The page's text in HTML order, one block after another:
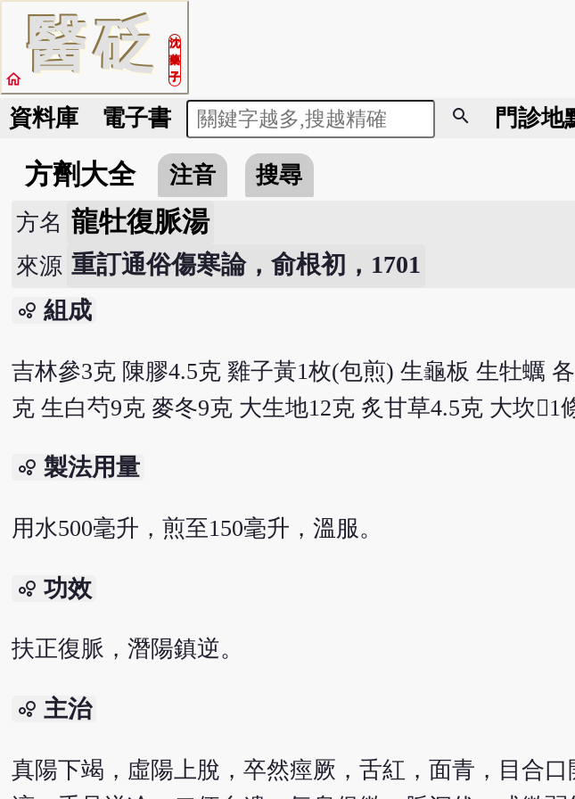
醫砭
沈
藥
子
home
資料庫 電子書 search 門診地
方劑大全 注音 搜尋
方名 龍牡復脈湯
來源 重訂通俗傷寒論，俞根初，1701
bubble_chart 組成
吉林參3克 陳膠4.5克 雞子黃1枚(包煎) 生龜板 生牡蠣
克 生白芍9克 麥冬9克 大生地12克 炙甘草4.5克 大坎1
bubble_chart 製法用量
用水500毫升，煎至150毫升，溫服。
bubble_chart 功效
扶正復脈，潛陽鎮逆。
bubble_chart 主治
真陽下竭，虛陽上脫，卒然痙厥，舌紅，面青，目合